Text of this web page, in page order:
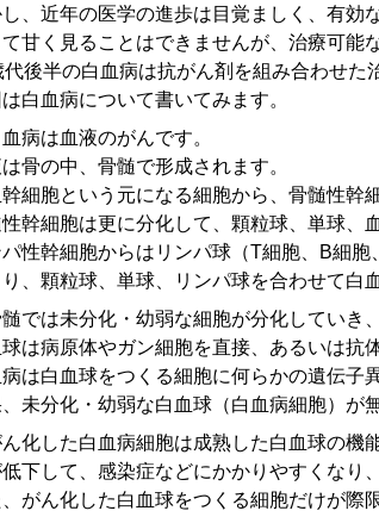
し、近年の医学の進歩は目覚ましく、有効
甘く見ることはできませんが、治療可能
代後半の白血病は抗がん剤を組み合わせた
白血病について書いてみます。
病は血液のがんです。
骨の中、骨髄で形成されます。
細胞という元になる細胞から、骨髄性幹
幹細胞は更に分化して、顆粒球、単球、
パ性幹細胞からはリンパ球（T細胞、B細
、顆粒球、単球、リンパ球を合わせて白
では未分化・幼弱な細胞が分化していき
は病原体やガン細胞を直接、あるいは抗
は白血球をつくる細胞に何らかの遺伝子
未分化・幼弱な白血球（白血病細胞）が
ん化した白血病細胞は成熟した白血球の機
下して、感染症などにかかりやすくなり
、がん化した白血球をつくる細胞だけが際